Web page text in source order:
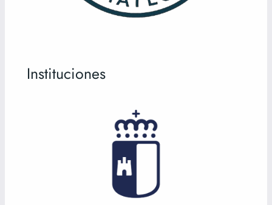
Instituciones